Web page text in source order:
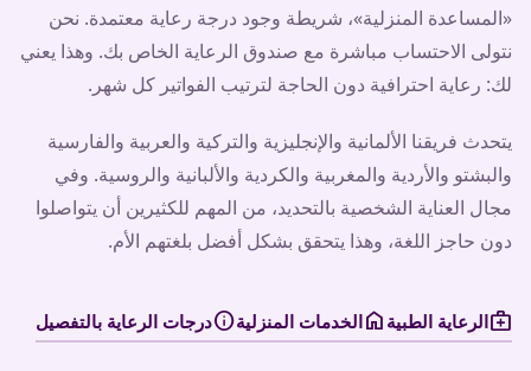
«المساعدة المنزلية»، شريطة وجود درجة رعاية معتمدة. نحن
نتولى الاحتساب مباشرة مع صندوق الرعاية الخاص بك. وهذا يعني
لك: رعاية احترافية دون الحاجة لترتيب الفواتير كل شهر.
يتحدث فريقنا الألمانية والإنجليزية والتركية والعربية والفارسية
والبشتو والأردية والمغربية والكردية والألبانية والروسية. وفي
مجال العناية الشخصية بالتحديد، من المهم للكثيرين أن يتواصلوا
دون حاجز اللغة، وهذا يتحقق بشكل أفضل بلغتهم الأم.
medical_servicesالرعاية الطبية homeالخدمات المنزليةinfoدرجات الرعاية بالتفصيل